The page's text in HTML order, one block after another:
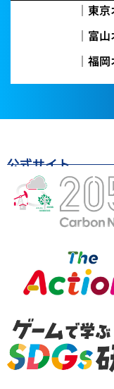
｜東
｜富
｜福
公式サイト